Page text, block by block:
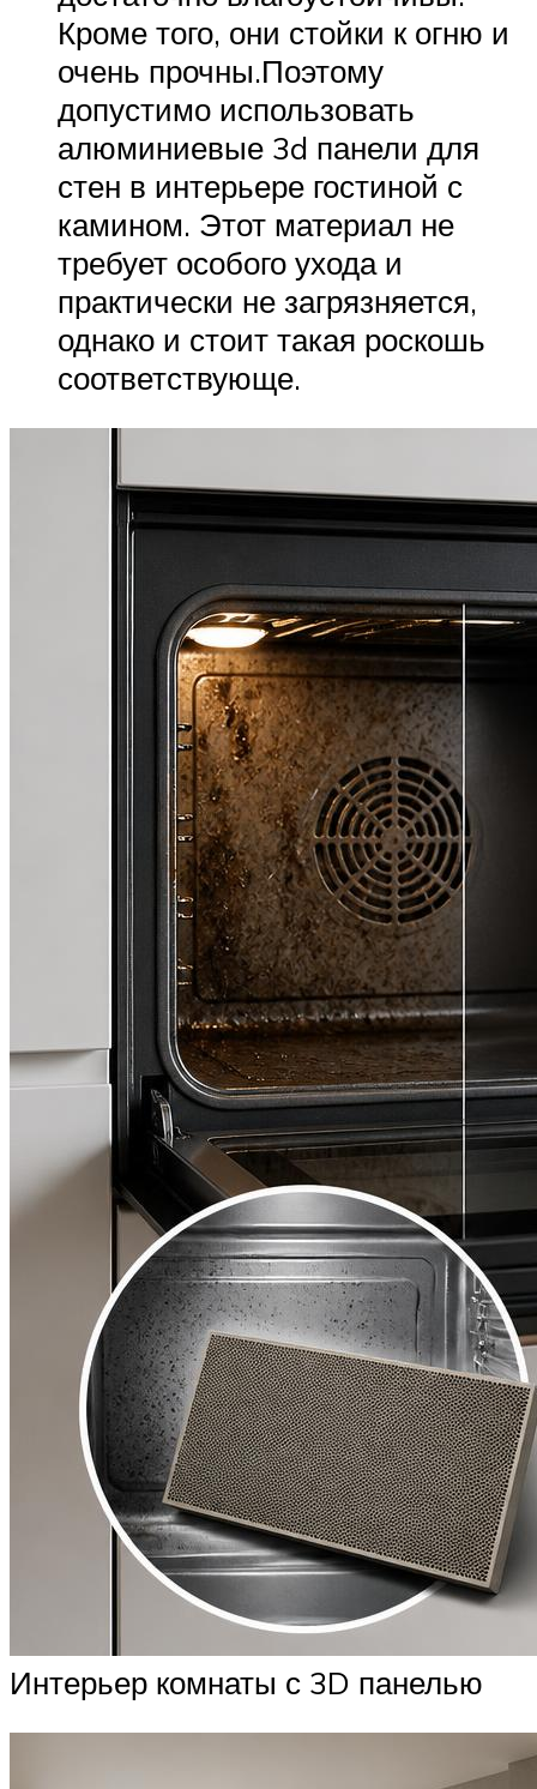
Кроме того, они стойки к огню и
очень прочны.Поэтому
допустимо использовать
алюминиевые 3d панели для
стен в интерьере гостиной с
камином. Этот материал не
требует особого ухода и
практически не загрязняется,
однако и стоит такая роскошь
соответствующе.
Интерьер комнаты с 3D панелью